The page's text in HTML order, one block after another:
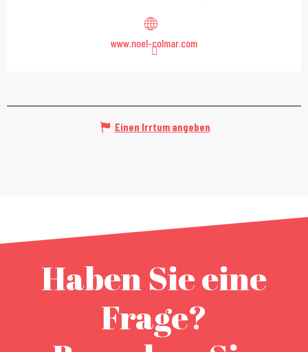
www.noel-colmar.com
Einen Irrtum angeben
Haben Sie eine
Frage?